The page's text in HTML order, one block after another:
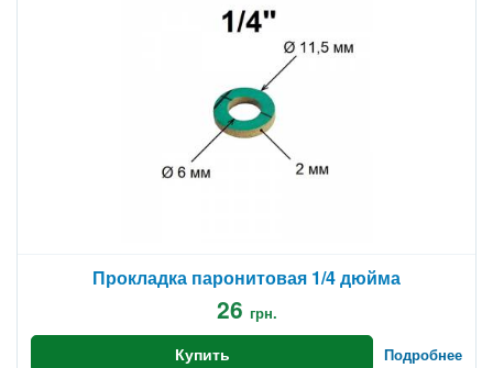
Прокладка паронитовая 1/4 дюйма
26 грн.
Купить Подробнее